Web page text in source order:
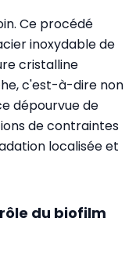
Ce procédé
inoxydable de
cristalline
c'est-à-dire non
dépourvue de
de contraintes
localisée et
du biofilm